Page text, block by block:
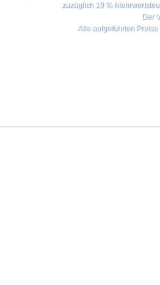
zuzüglich 19 %
Der
Alle aufgeführten